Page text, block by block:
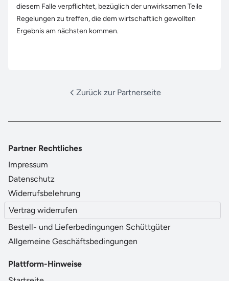
diesem Falle verpflichtet, bezüglich der unwirksamen Teile
Regelungen zu treffen, die dem wirtschaftlich gewollten
Ergebnis am nächsten kommen.
Zurück zur Partnerseite
Partner Rechtliches
Impressum
Datenschutz
Widerrufsbelehrung
Vertrag widerrufen
Bestell- und Lieferbedingungen Schüttgüter
Allgemeine Geschäftsbedingungen
Plattform-Hinweise